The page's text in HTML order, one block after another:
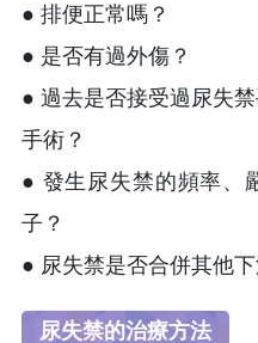
● 排便正常嗎？
● 是否有過外傷？
● 過去是否接受過尿失
手術？
● 發生尿失禁的頻率、
子？
● 尿失禁是否合併其他
尿失禁的治療方法